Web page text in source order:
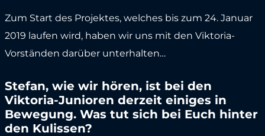
Zum Start des Projektes, welches bis zum 24. Januar
2019 laufen wird, haben wir uns mit den Viktoria-
Vorständen darüber unterhalten…
Stefan, wie wir hören, ist bei den
Viktoria-Junioren derzeit einiges in
Bewegung. Was tut sich bei Euch hinter
den Kulissen?